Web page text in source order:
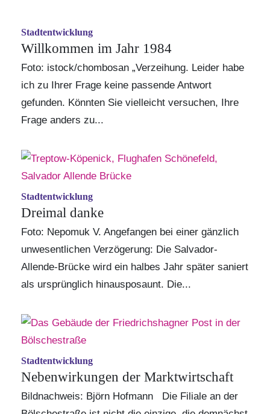
Stadtentwicklung
Willkommen im Jahr 1984
Foto: istock/chombosan „Verzeihung. Leider habe
ich zu Ihrer Frage keine passende Antwort
gefunden. Könnten Sie vielleicht versuchen, Ihre
Frage anders zu...
Stadtentwicklung
Dreimal danke
Foto: Nepomuk V. Angefangen bei einer gänzlich
unwesentlichen Verzögerung: Die Salvador-
Allende-Brücke wird ein halbes Jahr später saniert
als ursprünglich hinausposaunt. Die...
Stadtentwicklung
Nebenwirkungen der Marktwirtschaft
Bildnachweis: Björn Hofmann Die Filiale an der